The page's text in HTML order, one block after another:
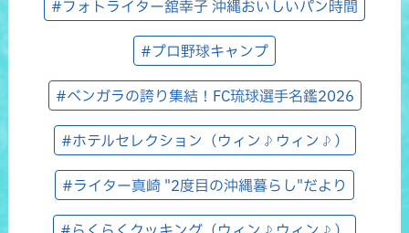
#フォトライター舘幸子 沖縄おいしいパン時間
#プロ野球キャンプ
#ベンガラの誇り集結！FC琉球選手名鑑2026
#ホテルセレクション（ウィン♪ウィン♪）
#ライター真崎 "2度目の沖縄暮らし"だより
#らくらくクッキング（ウィン♪ウィン♪）